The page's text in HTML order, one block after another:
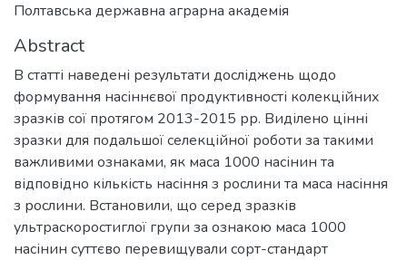
Полтавська державна аграрна академія
Abstract
В статті наведені результати досліджень щодо
формування насіннєвої продуктивності колекційних
зразків сої протягом 2013-2015 рр. Виділено цінні
зразки для подальшої селекційної роботи за такими
важливими ознаками, як маса 1000 насінин та
відповідно кількість насіння з рослини та маса насіння
з рослини. Встановили, що серед зразків
ультраскоростиглої групи за ознакою маса 1000
насінин суттєво перевищували сорт-стандарт